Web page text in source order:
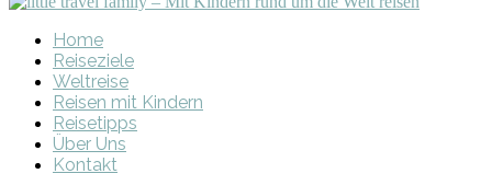
Home
Reiseziele
Weltreise
Reisen mit Kindern
Reisetipps
Über Uns
Kontakt